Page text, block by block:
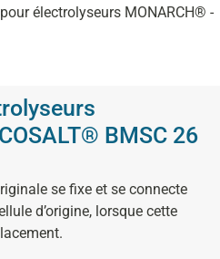
électrolyseurs MONARCH® -
BMSC 26
se fixe et se connecte
d’origine, lorsque cette